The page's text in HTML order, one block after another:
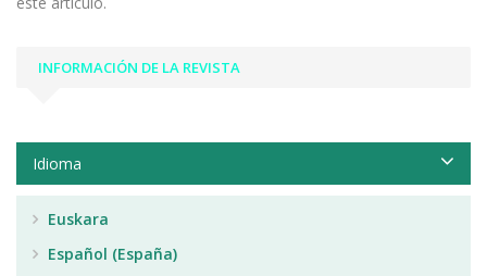
INFORMACIÓN DE LA REVISTA
Idioma
Euskara
Español (España)